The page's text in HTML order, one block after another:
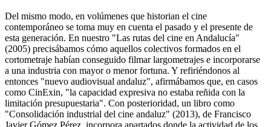
Del mismo modo, en volúmenes que historian el cine
contemporáneo se toma muy en cuenta el pasado y el presente de
esta generación. En nuestro "Las rutas del cine en Andalucía"
(2005) precisábamos cómo aquellos colectivos formados en el
cortometraje habían conseguido filmar largometrajes e incorporarse
a una industria con mayor o menor fortuna. Y refiriéndonos al
entonces "nuevo audiovisual andaluz", afirmábamos que, en casos
como CinExin, "la capacidad expresiva no estaba reñida con la
limitación presupuestaria". Con posterioridad, un libro como
"Consolidación industrial del cine andaluz" (2013), de Francisco
Javier Gómez Pérez, incorpora apartados donde la actividad de los